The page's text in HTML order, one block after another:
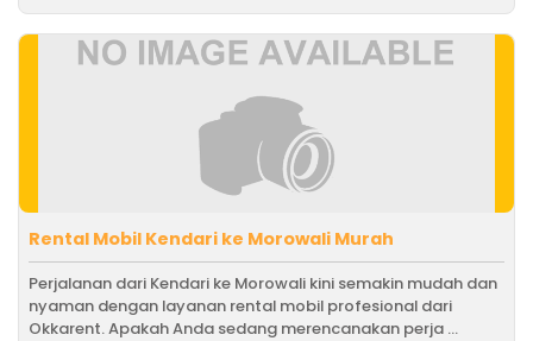
Rental Mobil Kendari ke Morowali Murah
Perjalanan dari Kendari ke Morowali kini semakin mudah dan
nyaman dengan layanan rental mobil profesional dari
Okkarent. Apakah Anda sedang merencanakan perja ...